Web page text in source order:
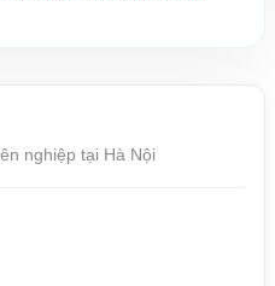
nghiệp tại Hà Nội